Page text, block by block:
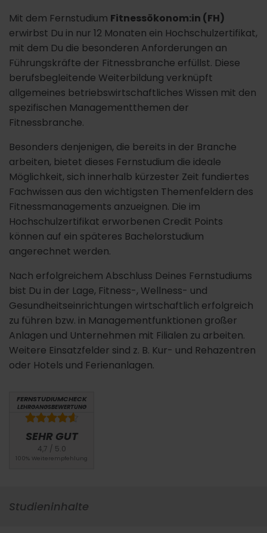
Mit dem Fernstudium Fitnessökonom:in (FH)
erwirbst Du in nur 12 Monaten ein Hochschulzertifikat,
mit dem Du die besonderen Anforderungen an
Führungskräfte der Fitnessbranche erfüllst. Diese
berufsbegleitende Weiterbildung verknüpft
allgemeines betriebswirtschaftliches Wissen mit den
spezifischen Managementthemen der
Fitnessbranche.
Besonders denjenigen, die bereits in der Branche
arbeiten, bietet dieses Fernstudium die ideale
Möglichkeit, sich innerhalb kürzester Zeit fundiertes
Fachwissen aus den wichtigsten Themenfeldern des
Fitnessmanagements anzueignen. Die im
Hochschulzertifikat erworbenen Credit Points
können auf ein späteres Bachelorstudium
angerechnet werden.
Nach erfolgreichem Abschluss Deines Fernstudiums
bist Du in der Lage, Fitness-, Wellness- und
Gesundheitseinrichtungen wirtschaftlich erfolgreich
zu führen bzw. in Managementfunktionen großer
Anlagen und Unternehmen mit Filialen zu arbeiten.
Weitere Einsatzfelder sind z. B. Kur- und Rehazentren
oder Hotels und Ferienanlagen.
FERNSTUDIUMCHECK
LEHRGANGSBEWERTUNG
SEHR GUT
4,7 / 5.0
100% Weiterempfehlung
Studieninhalte